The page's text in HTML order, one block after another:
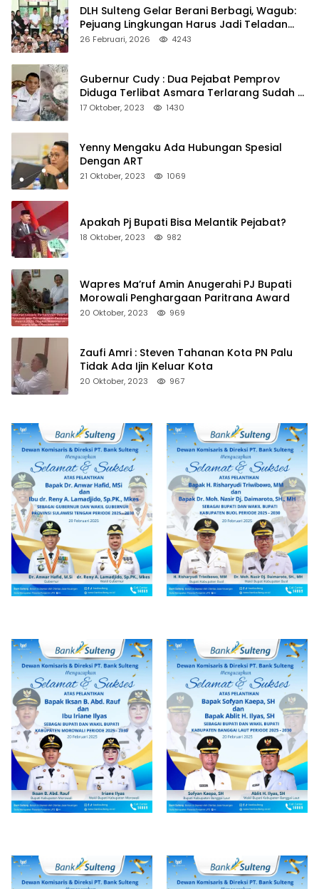
DLH Sulteng Gelar Berani Berbagi, Wagub:
Pejuang Lingkungan Harus Jadi Teladan
Kepedulian
26 Februari, 2026 4243
Gubernur Cudy : Dua Pejabat Pemprov
Diduga Terlibat Asmara Terlarang Sudah di
Non Job
17 Oktober, 2023 1430
Yenny Mengaku Ada Hubungan Spesial
Dengan ART
21 Oktober, 2023 1069
Apakah Pj Bupati Bisa Melantik Pejabat?
18 Oktober, 2023 982
Wapres Ma’ruf Amin Anugerahi PJ Bupati
Morowali Penghargaan Paritrana Award
20 Oktober, 2023 969
Zaufi Amri : Steven Tahanan Kota PN Palu
Tidak Ada Ijin Keluar Kota
20 Oktober, 2023 967